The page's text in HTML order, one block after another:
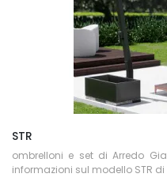
STR
ombrelloni e set di Arredo
informazioni sul modello STR